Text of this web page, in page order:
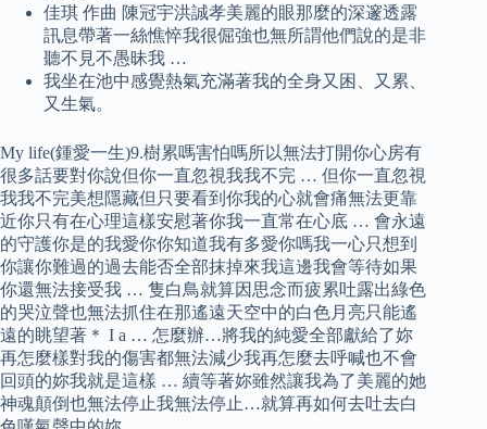
佳琪 作曲 陳冠宇洪誠孝美麗的眼那麼的深邃透露
訊息帶著一絲憔悴我很倔強也無所謂他們說的是非
聽不見不愚昧我 …
我坐在池中感覺熱氣充滿著我的全身又困、又累、
又生氣。
My life(鍾愛一生)9.樹累嗎害怕嗎所以無法打開你心房有
很多話要對你說但你一直忽視我我不完 … 但你一直忽視
我我不完美想隱藏但只要看到你我的心就會痛無法更靠
近你只有在心理這樣安慰著你我一直常在心底 … 會永遠
的守護你是的我愛你你知道我有多愛你嗎我一心只想到
你讓你難過的過去能否全部抹掉來我這邊我會等待如果
你還無法接受我 … 隻白鳥就算因思念而疲累吐露出綠色
的哭泣聲也無法抓住在那遙遠天空中的白色月亮只能遙
遠的眺望著＊ I a … 怎麼辦…將我的純愛全部獻給了妳
再怎麼樣對我的傷害都無法減少我再怎麼去呼喊也不會
回頭的妳我就是這樣 … 續等著妳雖然讓我為了美麗的她
神魂顛倒也無法停止我無法停止…就算再如何去吐去白